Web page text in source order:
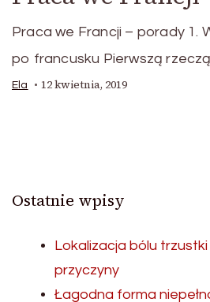
Praca we Francji – porady 1.
po francusku Pierwszą
Ela 12 kwietnia, 2019
Ostatnie wpisy
Lokalizacja bólu
przyczyny
Łagodna forma